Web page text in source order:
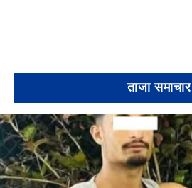
ताजा समाचार